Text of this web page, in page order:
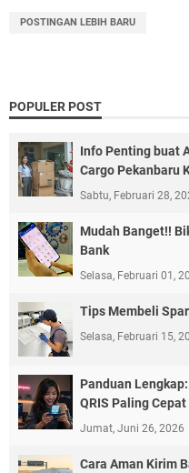
POSTINGAN LEBIH BARU
POPULER POST
Info Penting buat
Cargo Pekanbaru
Sabtu, Februari 28,
Mudah Banget!!
Bank
Selasa, Februari 01,
Tips Membeli
Selasa, Februari 15,
Panduan
QRIS Paling
Jumat, Juni 26, 2026
Cara Aman Kirim